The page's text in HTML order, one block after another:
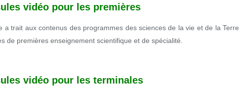
vidéo pour les premières
a trait aux contenus des programmes des sciences de la vie et de la Terre
de premières enseignement scientifique et de spécialité.
vidéo pour les terminales